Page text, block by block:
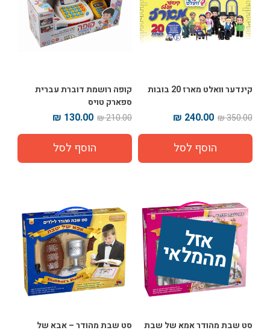
קינדער וואלט מארז 20 בובות
350.00 ₪
240.00 ₪
קופה רושמת דוברת עברית
ספארק טויס
210.00 ₪
130.00 ₪
אז
ל
מ
ה
מ
ל
אי
סט שבת מהודר אמא של שבת
סט שבת מהודר – אבא של